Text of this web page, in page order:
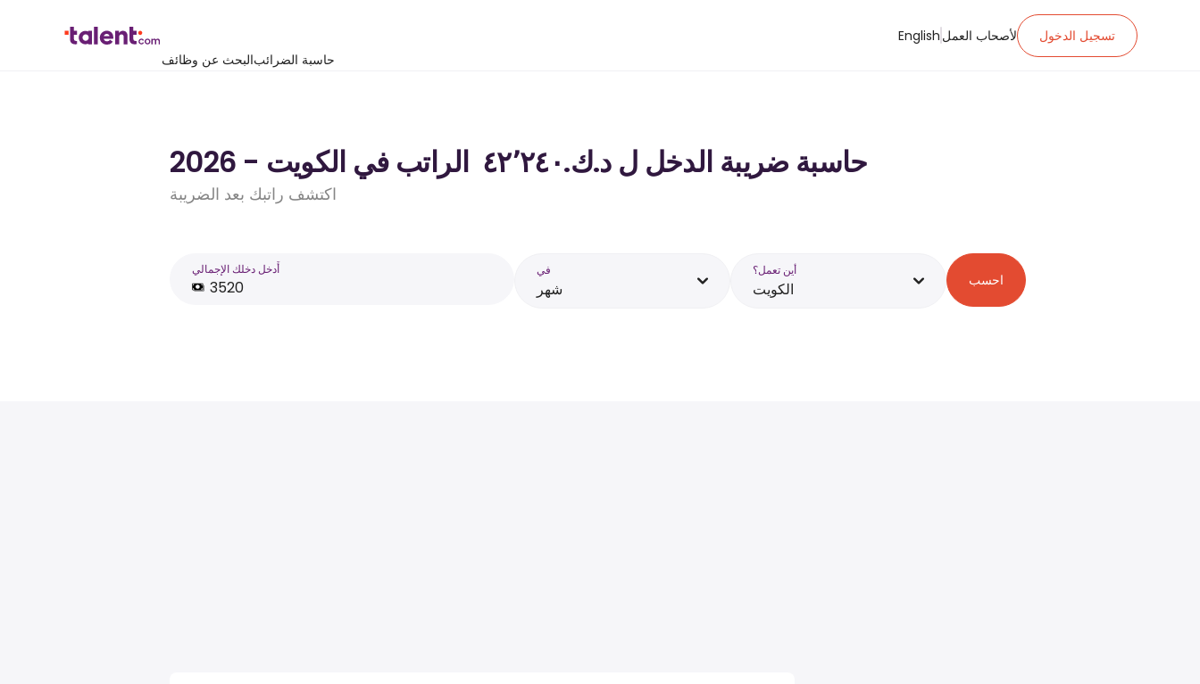
البحث عن وظائفحاسبة الضرائب
English لأصحاب العمل تسجيل الدخول
حاسبة ضريبة الدخل ل د.ك.‏٤٢٬٢٤٠ ‏ الراتب في الكويت - 2026
اكتشف راتبك بعد الضريبة
أَدخل دخلك الإجمالي في
شهر
أين تعمل؟
الكويت احسب